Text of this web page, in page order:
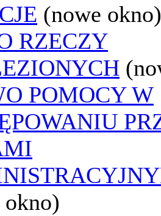
(nowe okno)
RZECZY
POMOCY W